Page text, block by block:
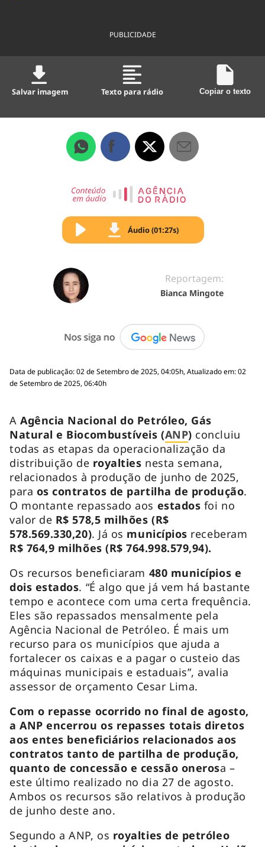
PUBLICIDADE
Salvar imagem Texto para rádio Copiar o texto
Áudio (01:27s)
Reportagem:
Bianca Mingote
Data de publicação: 02 de Setembro de 2025, 04:05h, Atualizado em: 02
de Setembro de 2025, 06:40h
AAgência Nacional do Petróleo, Gás
Natural e Biocombustíveis (ANP) concluiu
todas as etapas da operacionalização da
distribuição de royalties nesta semana,
relacionados à produção de junho de 2025,
para os contratos de partilha de produção.
O montante repassado aos estados foi no
valor de R$ 578,5 milhões (R$
578.569.330,20). Já os municípios receberam
R$ 764,9 milhões (R$ 764.998.579,94).
Os recursos beneficiaram 480 municípios e
dois estados. “É algo que já vem há bastante
tempo e acontece com uma certa frequência.
Eles são repassados mensalmente pela
Agência Nacional de Petróleo. É mais um
recurso para os municípios que ajuda a
fortalecer os caixas e a pagar o custeio das
máquinas municipais e estaduais”, avalia
assessor de orçamento Cesar Lima.
Com o repasse ocorrido no final de agosto,
a ANP encerrou os repasses totais diretos
aos entes beneficiários relacionados aos
contratos tanto de partilha de produção,
quanto de concessão e cessão onerosa –
este último realizado no dia 27 de agosto.
Ambos os recursos são relativos à produção
de junho deste ano.
Segundo a ANP, os royalties de petróleo